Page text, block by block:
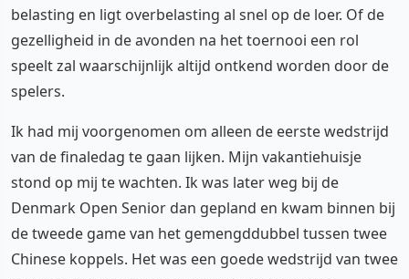
belasting en ligt overbelasting al snel op de loer. Of de
gezelligheid in de avonden na het toernooi een rol
speelt zal waarschijnlijk altijd ontkend worden door de
spelers.
Ik had mij voorgenomen om alleen de eerste wedstrijd
van de finaledag te gaan lijken. Mijn vakantiehuisje
stond op mij te wachten. Ik was later weg bij de
Denmark Open Senior dan gepland en kwam binnen bij
de tweede game van het gemengddubbel tussen twee
Chinese koppels. Het was een goede wedstrijd van twee